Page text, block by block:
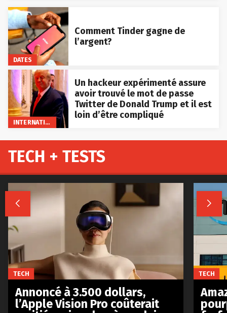
DATES
Comment Tinder gagne de
l’argent?
INTERNATIONAL
Un hackeur expérimenté assure
avoir trouvé le mot de passe
Twitter de Donald Trump et il est
loin d’être compliqué
TECH + TESTS
 
TECH
Annoncé à 3.500 dollars,
l’Apple Vision Pro coûterait
TECH